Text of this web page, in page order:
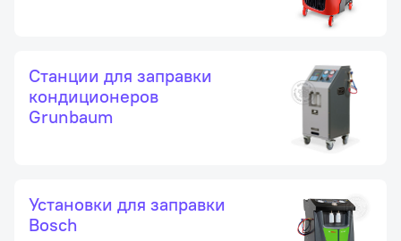
Станции для заправки
кондиционеров
Grunbaum
Установки для заправки
Bosch